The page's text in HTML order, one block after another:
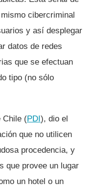
cibercriminal
y así­ desplegar
datos de redes
que se efectuan
tipo (no sólo
Chile (PDI), dio el
que no utilicen
procedencia, y
que provee un lugar
un hotel o un